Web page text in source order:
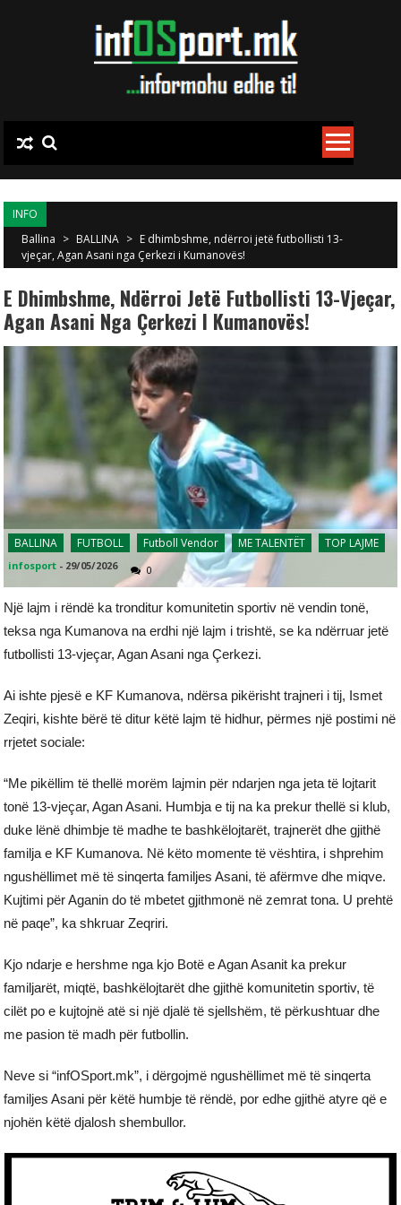
INFO
Ballina > BALLINA > E dhimbshme, ndërroi jetë futbollisti 13-
vjeçar, Agan Asani nga Çerkezi i Kumanovës!
E Dhimbshme, Ndërroi Jetë Futbollisti 13-Vjeçar,
Agan Asani Nga Çerkezi I Kumanovës!
BALLINA FUTBOLL Futboll Vendor ME TALENTËT TOP LAJME
infosport - 29/05/2026 0
Një lajm i rëndë ka tronditur komunitetin sportiv në vendin tonë,
teksa nga Kumanova na erdhi një lajm i trishtë, se ka ndërruar jetë
futbollisti 13-vjeçar, Agan Asani nga Çerkezi.
Ai ishte pjesë e KF Kumanova, ndërsa pikërisht trajneri i tij, Ismet
Zeqiri, kishte bërë të ditur këtë lajm të hidhur, përmes një postimi në
rrjetet sociale:
“Me pikëllim të thellë morëm lajmin për ndarjen nga jeta të lojtarit
tonë 13-vjeçar, Agan Asani. Humbja e tij na ka prekur thellë si klub,
duke lënë dhimbje të madhe te bashkëlojtarët, trajnerët dhe gjithë
familja e KF Kumanova. Në këto momente të vështira, i shprehim
ngushëllimet më të sinqerta familjes Asani, të afërmve dhe miqve.
Kujtimi për Aganin do të mbetet gjithmonë në zemrat tona. U prehtë
në paqe”, ka shkruar Zeqriri.
Kjo ndarje e hershme nga kjo Botë e Agan Asanit ka prekur
familjarët, miqtë, bashkëlojtarët dhe gjithë komunitetin sportiv, të
cilët po e kujtojnë atë si një djalë të sjellshëm, të përkushtuar dhe
me pasion të madh për futbollin.
Neve si “infOSport.mk”, i dërgojmë ngushëllimet më të sinqerta
familjes Asani për këtë humbje të rëndë, por edhe gjithë atyre që e
njohën këtë djalosh shembullor.